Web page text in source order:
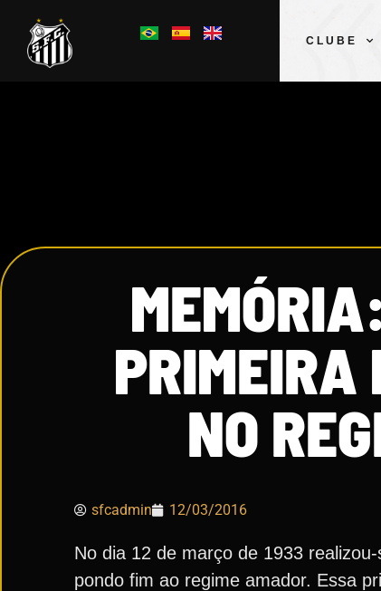
CLUBE
PRIMEIRA
NO
sfcadmin 12/03/2016
No dia 12 de março de 1933
pondo fim ao regime amador. Essa